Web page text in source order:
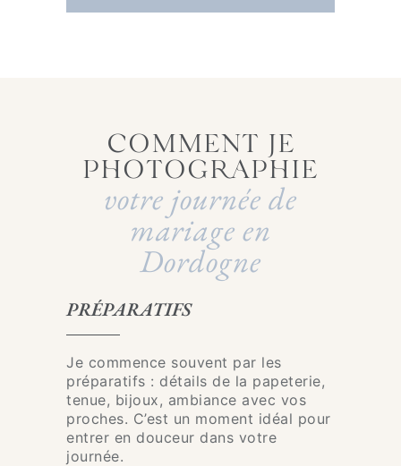
COMMENT JE
PHOTOGRAPHIE
votre journée de
mariage en
Dordogne
PRÉPARATIFS
Je commence souvent par les
préparatifs : détails de la papeterie,
tenue, bijoux, ambiance avec vos
proches. C’est un moment idéal pour
entrer en douceur dans votre
journée.